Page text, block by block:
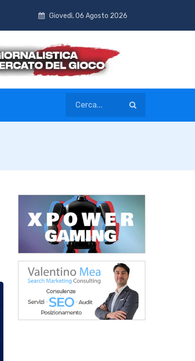
Giovedì, 06 Agosto 2026